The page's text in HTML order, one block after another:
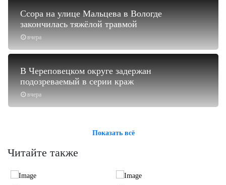
вчера
Ссора на улице Мальцева в Вологде
закончилась тяжёлой травмой
вчера
В Череповецком округе задержан
подозреваемый в серии краж
Показать всё
Читайте также